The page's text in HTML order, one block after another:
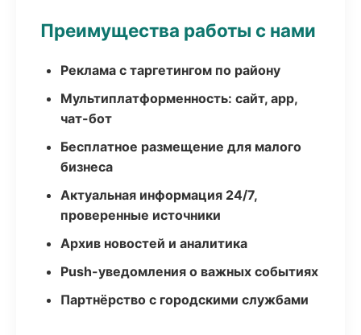
Преимущества работы с нами
Реклама с таргетингом по району
Мультиплатформенность: сайт, app,
чат-бот
Бесплатное размещение для малого
бизнеса
Актуальная информация 24/7,
проверенные источники
Архив новостей и аналитика
Push-уведомления о важных событиях
Партнёрство с городскими службами